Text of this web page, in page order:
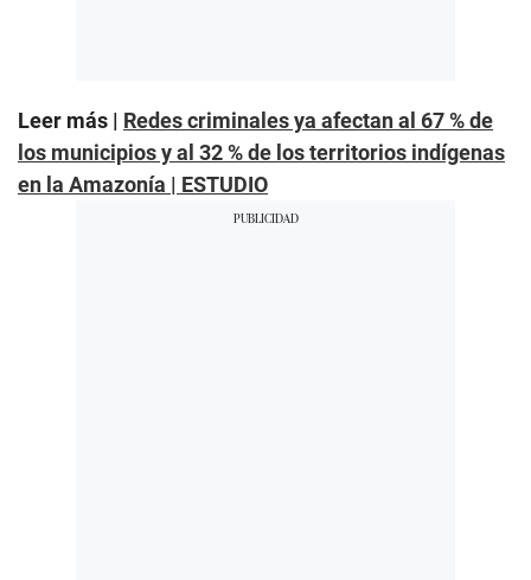
Leer más | Redes criminales ya afectan al 67 % de
los municipios y al 32 % de los territorios indígenas
en la Amazonía | ESTUDIO